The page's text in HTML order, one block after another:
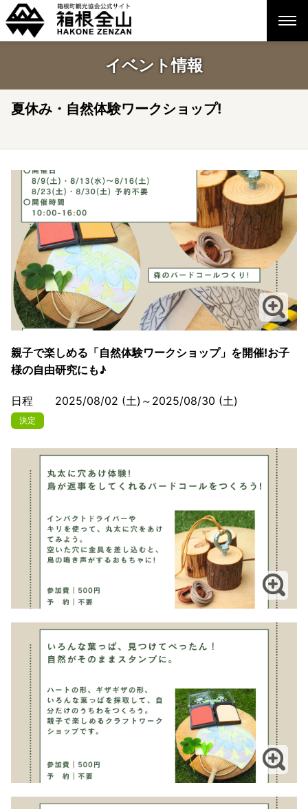
イベント情報
夏休み・自然体験ワークショップ!
親子で楽しめる「自然体験ワークショップ」を開催!お子
様の自由研究にも♪
日程 2025/08/02 (土)～2025/08/30 (土)
決定